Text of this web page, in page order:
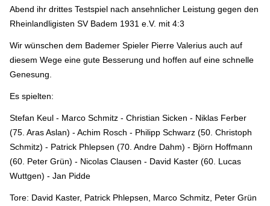
Abend ihr drittes Testspiel nach ansehnlicher Leistung gegen den
Rheinlandligisten SV Badem 1931 e.V. mit 4:3
Wir wünschen dem Bademer Spieler Pierre Valerius auch auf
diesem Wege eine gute Besserung und hoffen auf eine schnelle
Genesung.
Es spielten:
Stefan Keul - Marco Schmitz - Christian Sicken - Niklas Ferber
(75. Aras Aslan) - Achim Rosch - Philipp Schwarz (50. Christoph
Schmitz) - Patrick Phlepsen (70. Andre Dahm) - Björn Hoffmann
(60. Peter Grün) - Nicolas Clausen - David Kaster (60. Lucas
Wuttgen) - Jan Pidde
Tore: David Kaster, Patrick Phlepsen, Marco Schmitz, Peter Grün